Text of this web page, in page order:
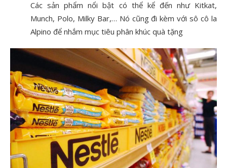
Các sản phẩm nổi bật có thể kể đến như Kitkat,
Munch, Polo, Milky Bar,… Nó cũng đi kèm với sô cô la
Alpino để nhắm mục tiêu phân khúc quà tặng